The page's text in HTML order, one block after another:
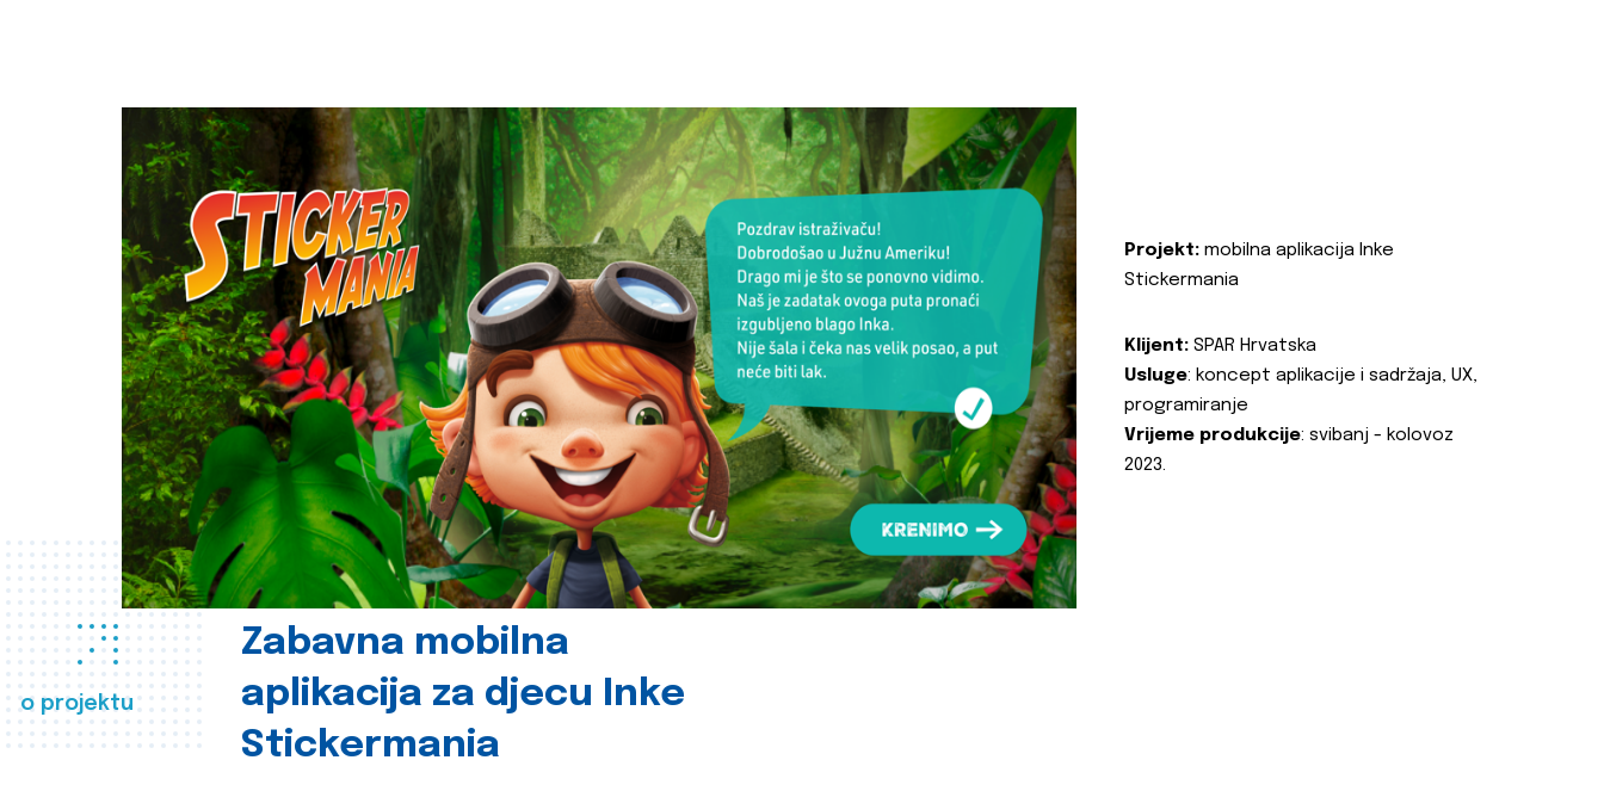
o projektu
Zabavna mobilna
aplikacija za djecu Inke
Stickermania
Projekt: mobilna aplikacija Inke
Stickermania
Klijent: SPAR Hrvatska
Usluge: koncept aplikacije i sadržaja, UX,
programiranje
Vrijeme produkcije: svibanj - kolovoz
2023.